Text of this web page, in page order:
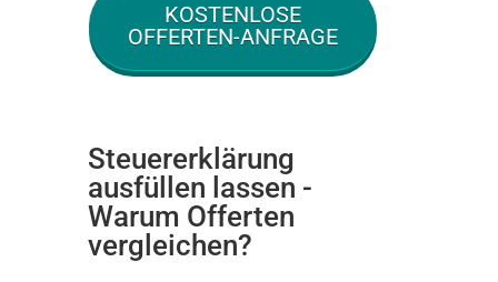
KOSTENLOSE
OFFERTEN-ANFRAGE
Steuererklärung
ausfüllen lassen -
Warum Offerten
vergleichen?